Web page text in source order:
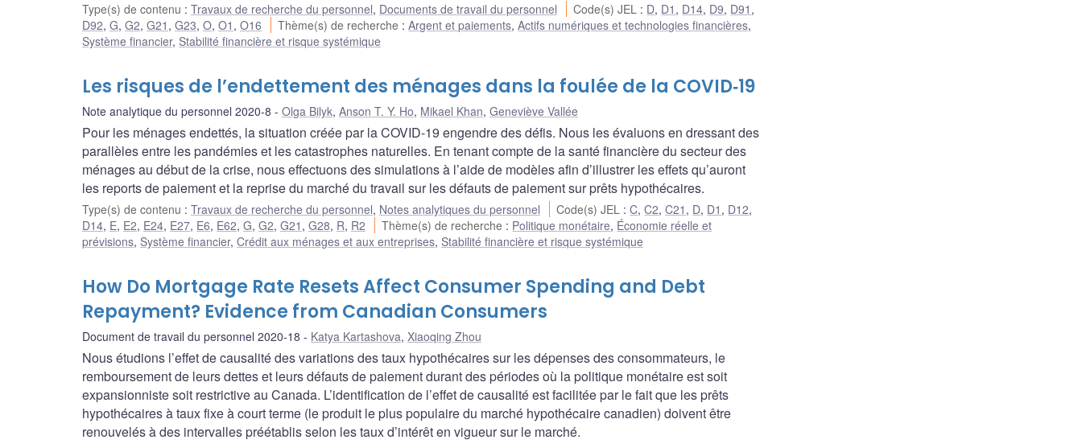
Type(s) de contenu : Travaux de recherche du personnel, Documents de travail du personnel Code(s) JEL : D, D1 , D14, D9, D91 ,
D92, G, G2, G21 , G23, O, O1 , O16 Thème(s) de recherche :Argent et paiements,Actifs numériques et technologies financières,
Système financier, Stabilité financière et risque systémique
Les risques de l’endettement des ménages dans la foulée de la COVID‑19
Note analytique du personnel 2020-8 Olga Bilyk, Anson T. Y. Ho, Mikael Khan, Geneviève Vallée
Pour les ménages endettés, la situation créée par la COVID-19 engendre des défis. Nous les évaluons en dressant des
parallèles entre les pandémies et les catastrophes naturelles. En tenant compte de la santé financière du secteur des
ménages au début de la crise, nous effectuons des simulations à l’aide de modèles afin d’illustrer les effets qu’auront
les reports de paiement et la reprise du marché du travail sur les défauts de paiement sur prêts hypothécaires.
Type(s) de contenu : Travaux de recherche du personnel, Notes analytiques du personnel Code(s) JEL :C,C2,C21 , D, D1 , D12,
D14, E, E2, E24, E27, E6, E62, G, G2, G21 , G28, R, R2 Thème(s) de recherche : Politique monétaire, Économie réelle et
prévisions, Système financier, Crédit aux ménages et aux entreprises, Stabilité financière et risque systémique
How Do Mortgage Rate Resets Affect Consumer Spending and Debt
Repayment? Evidence from Canadian Consumers
Document de travail du personnel 2020-18 Katya Kartashova, Xiaoqing Zhou
Nous étudions l’effet de causalité des variations des taux hypothécaires sur les dépenses des consommateurs, le
remboursement de leurs dettes et leurs défauts de paiement durant des périodes où la politique monétaire est soit
expansionniste soit restrictive au Canada. L’identification de l’effet de causalité est facilitée par le fait que les prêts
hypothécaires à taux fixe à court terme (le produit le plus populaire du marché hypothécaire canadien) doivent être
renouvelés à des intervalles préétablis selon les taux d’intérêt en vigueur sur le marché.